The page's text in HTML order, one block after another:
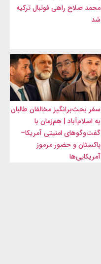
محمد صلاح راهی فوتبال ترکیه
شد
سفر بحث‌برانگیز مخالفان طالبان
به اسلام‌آباد | هم‌زمان با
گفت‌وگوهای امنیتی آمریکا–
پاکستان و حضور مرموز
آمریکایی‌ها